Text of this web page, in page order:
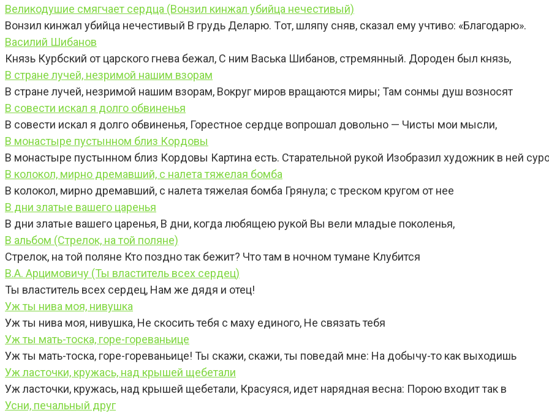
Великодушие смягчает сердца (Вонзил кинжал убийца нечестивый)
Вонзил кинжал убийца нечестивый В грудь Деларю. Tот, шляпу сняв, сказал ему учтиво: «Благодарю».
Василий Шибанов
Князь Курбский от царского гнева бежал, С ним Васька Шибанов, стремянный. Дороден был князь,
В стране лучей, незримой нашим взорам
В стране лучей, незримой нашим взорам, Вокруг миров вращаются миры; Там сонмы душ возносят
В совести искал я долго обвиненья
В совести искал я долго обвиненья, Горестное сердце вопрошал довольно — Чисты мои мысли,
В монастыре пустынном близ Кордовы
В монастыре пустынном близ Кордовы Картина есть. Старательной рукой Изобразил художник в ней
В колокол, мирно дремавший, с налета тяжелая бомба
В колокол, мирно дремавший, с налета тяжелая бомба Грянула; с треском кругом от нее
В дни златые вашего царенья
В дни златые вашего царенья, В дни, когда любящею рукой Вы вели младые поколенья,
В альбом (Стрелок, на той поляне)
Стрелок, на той поляне Кто поздно так бежит? Что там в ночном тумане Клубится
В.А. Арцимовичу (Ты властитель всех сердец)
Ты властитель всех сердец, Нам же дядя и отец!
Уж ты нива моя, нивушка
Уж ты нива моя, нивушка, Не скосить тебя с маху единого, Не связать тебя
Уж ты мать-тоска, горе-гореваньице
Уж ты мать-тоска, горе-гореваньице! Ты скажи, скажи, ты поведай мне: На добычу-то как выходишь
Уж ласточки, кружась, над крышей щебетали
Уж ласточки, кружась, над крышей щебетали, Красуяся, идет нарядная весна: Порою входит так в
Усни, печальный друг